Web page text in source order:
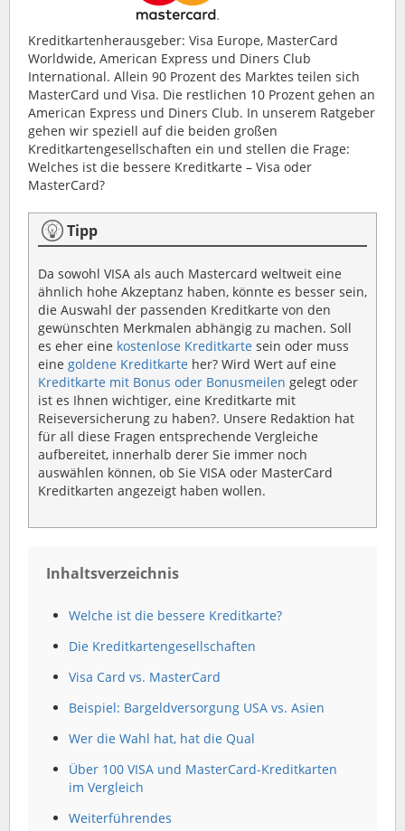
Kreditkartenherausgeber: Visa Europe, MasterCard
Worldwide, American Express und Diners Club
International. Allein 90 Prozent des Marktes teilen sich
MasterCard und Visa. Die restlichen 10 Prozent gehen an
American Express und Diners Club. In unserem Ratgeber
gehen wir speziell auf die beiden großen
Kreditkartengesellschaften ein und stellen die Frage:
Welches ist die bessere Kreditkarte – Visa oder
MasterCard?
Tipp
Da sowohl VISA als auch Mastercard weltweit eine
ähnlich hohe Akzeptanz haben, könnte es besser sein,
die Auswahl der passenden Kreditkarte von den
gewünschten Merkmalen abhängig zu machen. Soll
es eher eine kostenlose Kreditkarte sein oder muss
eine goldene Kreditkarte her? Wird Wert auf eine
Kreditkarte mit Bonus oder Bonusmeilen gelegt oder
ist es Ihnen wichtiger, eine Kreditkarte mit
Reiseversicherung zu haben?. Unsere Redaktion hat
für all diese Fragen entsprechende Vergleiche
aufbereitet, innerhalb derer Sie immer noch
auswählen können, ob Sie VISA oder MasterCard
Kreditkarten angezeigt haben wollen.
Inhaltsverzeichnis
Welche ist die bessere Kreditkarte?
Die Kreditkartengesellschaften
Visa Card vs. MasterCard
Beispiel: Bargeldversorgung USA vs. Asien
Wer die Wahl hat, hat die Qual
Über 100 VISA und MasterCard-Kreditkarten
im Vergleich
Weiterführendes